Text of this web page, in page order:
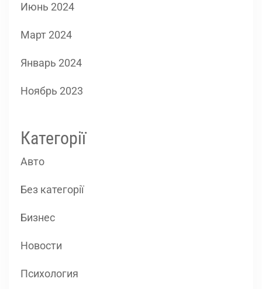
Июнь 2024
Март 2024
Январь 2024
Ноябрь 2023
Категорії
Авто
Без категорії
Бизнес
Новости
Психология